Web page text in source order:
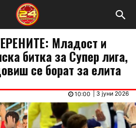
Младост и
битка за Супер лига,
се борат за елита
3 јуни 2026
10:00